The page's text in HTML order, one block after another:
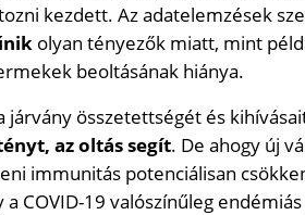
kezdett. Az adatelemzések
olyan tényezők miatt, mint
beoltásának hiánya.
járvány összetettségét és
az oltás segít. De ahogy új
immunitás potenciálisan
COVID-19 valószínűleg